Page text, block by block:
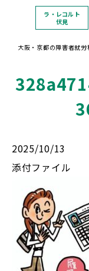
ラ・レコルト
伏見
大阪・京都の障害者就
2025/10/13
添付ファイル